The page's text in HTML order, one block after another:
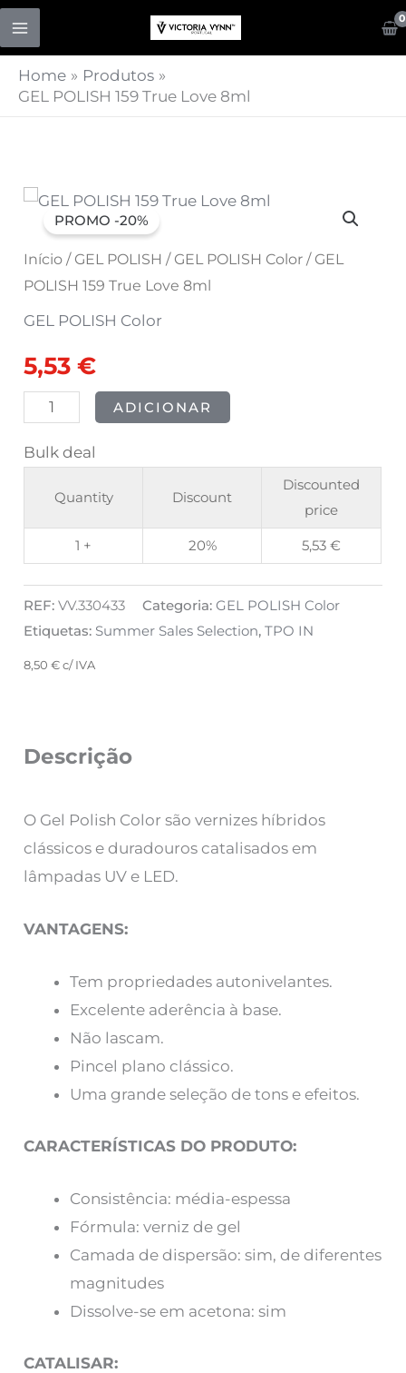
Skip
content
Home
Produtos
GEL POLISH 159 True Love 8ml
Início / GEL POLISH / GEL POLISH Color / GEL
POLISH 159 True Love 8ml
GEL POLISH Color
O
preço
original
era:
6,91 €.
5,53€
O
preço
atual
é:
5,53 €.
Quantidade
GEL
POLISH
159
Love
8ml
ADICIONAR
Bulk deal
Quantity Discount
Discounted
price
1 + 20% 5,53€
REF:VV.330433 Categoria:GEL POLISH Color
Etiquetas: Summer Sales Selection,TPO IN
8,50€ c/ IVA
Descrição
O Gel Polish Color são vernizes híbridos
clássicos e duradouros catalisados em
lâmpadas UV e LED.
VANTAGENS:
Tem propriedades autonivelantes.
Excelente aderência à base.
Não lascam.
Pincel plano clássico.
Uma grande seleção de tons e efeitos.
CARACTERÍSTICAS DO PRODUTO:
Consistência: média-espessa
Fórmula: verniz de gel
Camada de dispersão: sim, de diferentes
magnitudes
Dissolve-se em acetona: sim
CATALISAR:
PROMO -20%